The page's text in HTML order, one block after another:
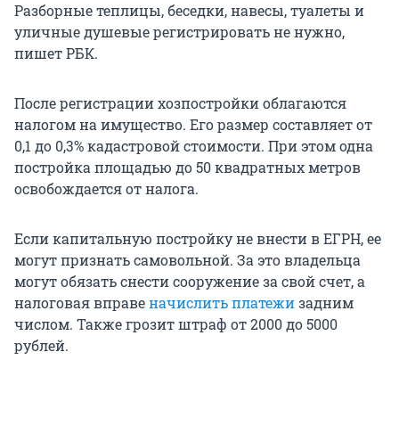
Разборные теплицы, беседки, навесы, туалеты и
уличные душевые регистрировать не нужно,
пишет РБК.
После регистрации хозпостройки облагаются
налогом на имущество. Его размер составляет от
0,1 до 0,3% кадастровой стоимости. При этом одна
постройка площадью до 50 квадратных метров
освобождается от налога.
Если капитальную постройку не внести в ЕГРН, ее
могут признать самовольной. За это владельца
могут обязать снести сооружение за свой счет, а
налоговая вправеначислить платежизадним
числом. Также грозит штраф от 2000 до 5000
рублей.